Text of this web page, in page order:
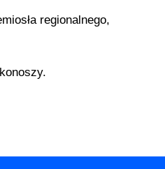
regionalnego,